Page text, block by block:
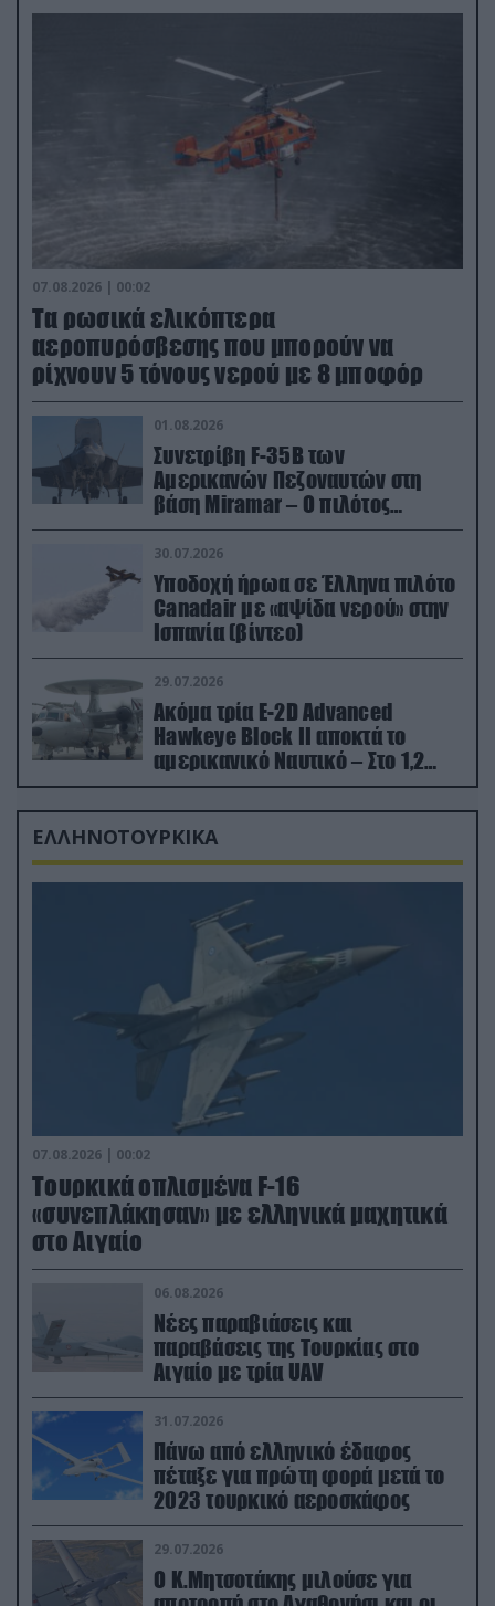
07.08.2026 | 00:02
Τα ρωσικά ελικόπτερα
αεροπυρόσβεσης που μπορούν να
ρίχνουν 5 τόνους νερού με 8 μποφόρ
01.08.2026
Συνετρίβη F-35B των
Αμερικανών Πεζοναυτών στη
βάση Miramar – Ο πιλότος
εκτινάχθηκε εγκαίρως
30.07.2026
Υποδοχή ήρωα σε Έλληνα πιλότο
Canadair με «αψίδα νερού» στην
Ισπανία (βίντεο)
29.07.2026
Ακόμα τρία E-2D Advanced
Hawkeye Block II αποκτά το
αμερικανικό Ναυτικό – Στο 1,2
δισ.δολάρια το κόστος
ΕΛΛΗΝΟΤΟΥΡΚΙΚΑ
07.08.2026 | 00:02
Τουρκικά οπλισμένα F-16
«συνεπλάκησαν» με ελληνικά μαχητικά
στο Αιγαίο
06.08.2026
Νέες παραβιάσεις και
παραβάσεις της Τουρκίας στο
Αιγαίο με τρία UAV
31.07.2026
Πάνω από ελληνικό έδαφος
πέταξε για πρώτη φορά μετά το
2023 τουρκικό αεροσκάφος
29.07.2026
Ο Κ.Μητσοτάκης μιλούσε για